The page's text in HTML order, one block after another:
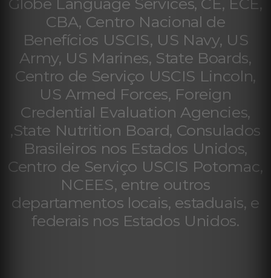
Globe Language Services, CE, ECE,
CBA, Centro Nacional de
Benefícios USCIS, US Navy, US
Army, US Marines, State Boards,
Centro de Serviço USCIS Lincoln,
US Armed Forces, Foreign
Credential Evaluation Agencies,
,State Nutrition Board, Consulados
Brasileiros nos Estados Unidos,
Centro de Serviço USCIS Potomac,
NCEES, entre outros
departamentos locais, estaduais, e
federais nos Estados Unidos.